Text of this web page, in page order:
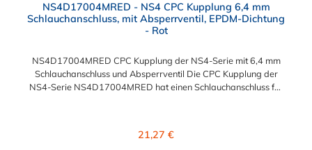
NS4D17004MRED - NS4 CPC Kupplung 6,4 mm
Schlauchanschluss, mit Absperrventil, EPDM-Dichtung
- Rot
NS4D17004MRED CPC Kupplung der NS4-Serie mit 6,4 mm
Schlauchanschluss und Absperrventil Die CPC Kupplung der
NS4-Serie NS4D17004MRED hat einen Schlauchanschluss für
(PP) und der Dichtring ist aus EPDM. Das Verbindungsstück
Regulärer Preis:
21,27 €